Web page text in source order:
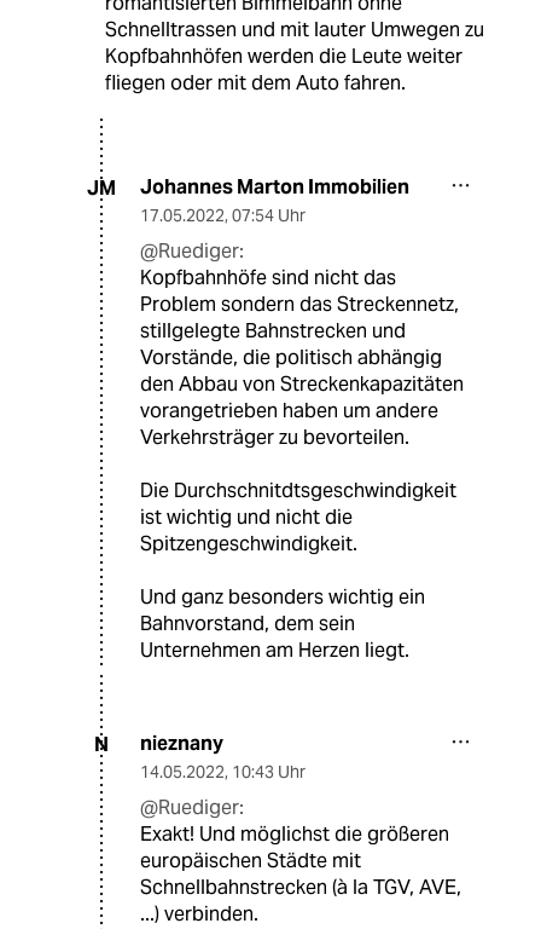
Schnelltrassen und mit lauter Umwegen zu
Kopfbahnhöfen werden die Leute weiter
fliegen oder mit dem Auto fahren.
JM Johannes Marton Immobilien
17.05.2022, 07:54 Uhr
@Ruediger:
Kopfbahnhöfe sind nicht das
Problem sondern das Streckennetz,
stillgelegte Bahnstrecken und
Vorstände, die politisch abhängig
den Abbau von Streckenkapazitäten
vorangetrieben haben um andere
Verkehrsträger zu bevorteilen.
Die Durchschnitdtsgeschwindigkeit
ist wichtig und nicht die
Spitzengeschwindigkeit.
Und ganz besonders wichtig ein
Bahnvorstand, dem sein
Unternehmen am Herzen liegt.
N nieznany
14.05.2022, 10:43 Uhr
@Ruediger:
Exakt! Und möglichst die größeren
europäischen Städte mit
Schnellbahnstrecken (à la TGV, AVE,
...) verbinden.